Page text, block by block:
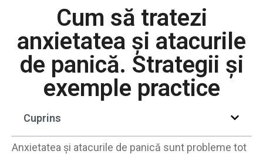
Cum să tratezi
anxietatea și atacurile
de panică. Strategii și
exemple practice
Cuprins
Anxietatea și atacurile de panică sunt probleme tot